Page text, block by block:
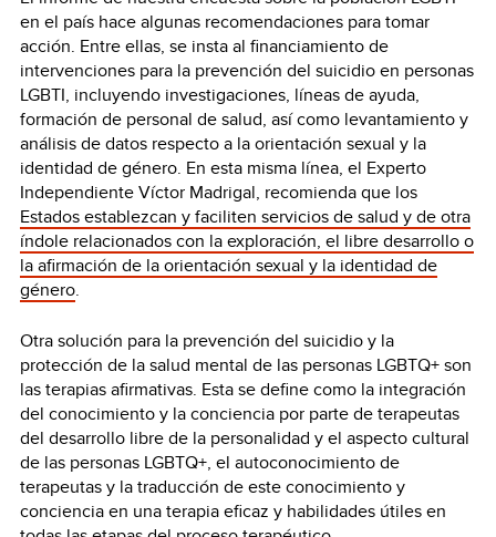
en el país hace algunas recomendaciones para tomar
acción. Entre ellas, se insta al financiamiento de
intervenciones para la prevención del suicidio en personas
LGBTI, incluyendo investigaciones, líneas de ayuda,
formación de personal de salud, así como levantamiento y
análisis de datos respecto a la orientación sexual y la
identidad de género. En esta misma línea, el Experto
Independiente Víctor Madrigal, recomienda que los
Estados establezcan y faciliten servicios de salud y de otra
índole relacionados con la exploración, el libre desarrollo o
la afirmación de la orientación sexual y la identidad de
género.
Otra solución para la prevención del suicidio y la
protección de la salud mental de las personas LGBTQ+ son
las terapias afirmativas. Esta se define como la integración
del conocimiento y la conciencia por parte de terapeutas
del desarrollo libre de la personalidad y el aspecto cultural
de las personas LGBTQ+, el autoconocimiento de
terapeutas y la traducción de este conocimiento y
conciencia en una terapia eficaz y habilidades útiles en